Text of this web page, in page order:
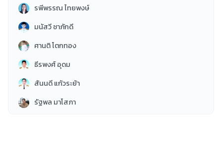
บ้านวิทย์น้อย
ภาพยนตร์
รพีพรรณ ไทยพงษ์
มนัสวี ชาภักดี
ศานติ โตกทอง
ธีรพงศ์ อุดม
สันนดี แก้วระย้า
รัฐพล มาโสภา